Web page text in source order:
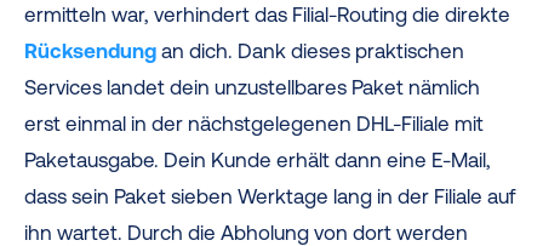
ermitteln war, verhindert das Filial-Routing die direkte
Rücksendung an dich. Dank dieses praktischen
Services landet dein unzustellbares Paket nämlich
erst einmal in der nächstgelegenen DHL-Filiale mit
Paketausgabe. Dein Kunde erhält dann eine E-Mail,
dass sein Paket sieben Werktage lang in der Filiale auf
ihn wartet. Durch die Abholung von dort werden